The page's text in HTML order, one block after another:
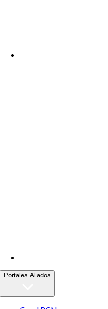
Portales Aliados